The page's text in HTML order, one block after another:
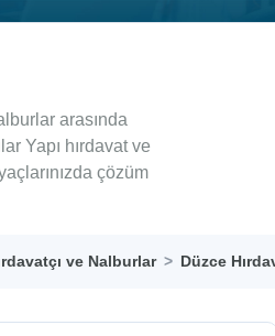
arasında
Yapı hırdavat ve
çözüm
ve Nalburlar Düzce